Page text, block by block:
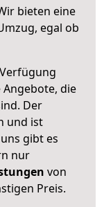
bieten eine
egal ob
die
Der
und ist
gibt es
nur
von
Preis.